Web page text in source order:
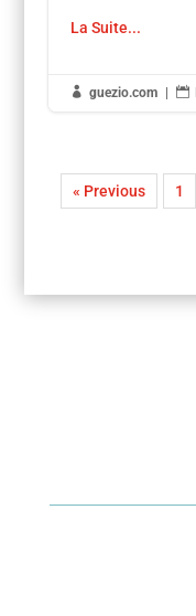
La Suite...
 guezio.com 
« Previous 1